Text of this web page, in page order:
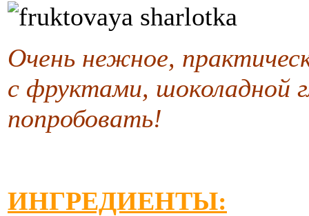
Очень нежное,
с фруктами, шоколадной
попробовать!
ИНГРЕДИЕНТЫ: